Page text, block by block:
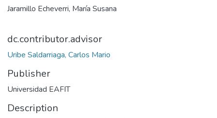
Jaramillo Echeverri, María Susana
dc.contributor.advisor
Uribe Saldarriaga, Carlos Mario
Publisher
Universidad EAFIT
Description